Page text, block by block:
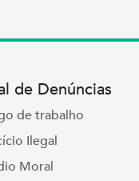
de Denúncias
de trabalho
Ilegal
Moral